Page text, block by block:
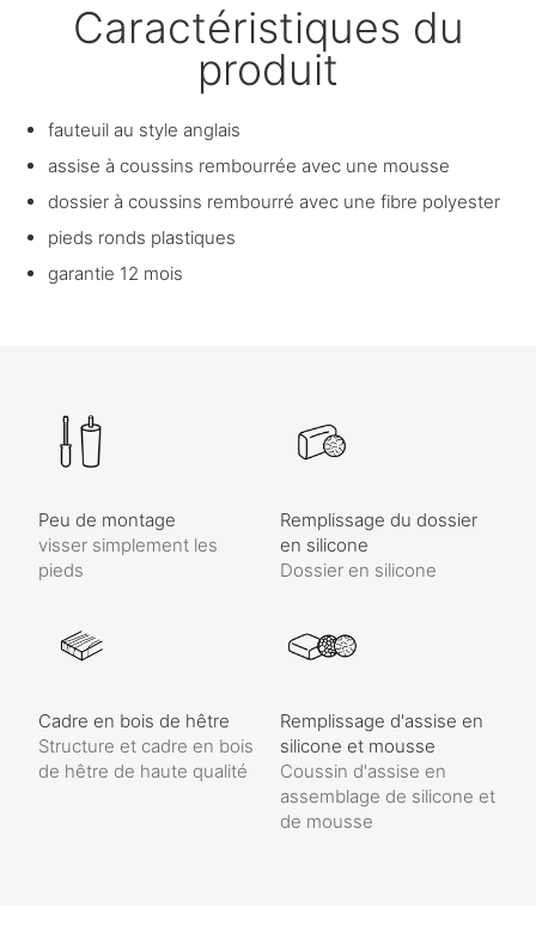
Caractéristiques du
produit
fauteuil au style anglais
assise à coussins rembourrée avec une mousse
dossier à coussins rembourré avec une fibre polyester
pieds ronds plastiques
garantie 12 mois
Peu de montage
visser simplement les
pieds
Remplissage du dossier
en silicone
Dossier en silicone
Cadre en bois de hêtre
Structure et cadre en bois
de hêtre de haute qualité
Remplissage d'assise en
silicone et mousse
Coussin d'assise en
assemblage de silicone et
de mousse